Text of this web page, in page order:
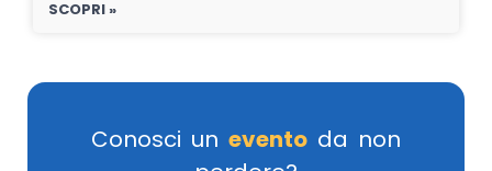
SCOPRI »
Conosci un evento da non